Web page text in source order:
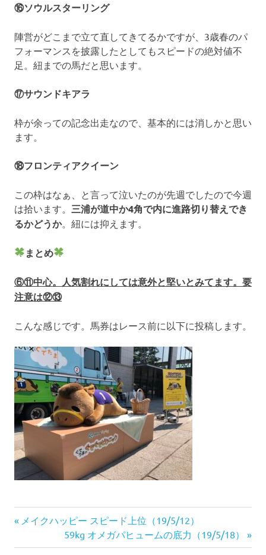
⑯ソウルスターリング
陣営がどこまで立て直してきてるかですが、3歳春のパ
フォーマンスを披露したとしてもスピードの絶対値不
足。紐までの馬だと思います。
⑰サウンドキアラ
枠が余っての記念出走なので、基本的には消しかと思い
ます。
⑱フロンティアクイーン
この枠はなぁ、と言って泣いたのが先週でしたので今週
は拾います。 三浦が道中か4角で内に進路切り替えでき
るかどうか。紐には抑えます。
まとめ
⑥⑪中心。人気割れにしては意外と堅いとみてます。要
注意は⑫⑬
こんな感じです。馬券はレース前に以下に投稿します。
投
稿
前
記
メイクハッピー スピード上位（19/5/12）
次
の
59kg オメガパヒュームの底力（19/5/18）